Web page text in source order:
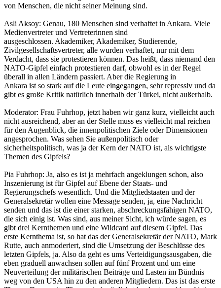
von Menschen, die nicht seiner Meinung sind.
Asli Aksoy: Genau, 180 Menschen sind verhaftet in Ankara. Viele
Medienvertreter und Vertreterinnen sind
ausgeschlossen. Akademiker, Akademiker, Studierende,
Zivilgesellschaftsvertreter, alle wurden verhaftet, nur mit dem
Verdacht, dass sie protestieren können. Das heißt, dass niemand den
NATO-Gipfel einfach protestieren darf, obwohl es in der Regel
überall in allen Ländern passiert. Aber die Regierung in
Ankara ist so stark auf die Leute eingegangen, sehr repressiv und da
gibt es große Kritik natürlich innerhalb der Türkei, nicht außerhalb.
Moderator: Frau Fuhrhop, jetzt haben wir ganz kurz, vielleicht auch
nicht ausreichend, aber an der Stelle muss es vielleicht mal reichen
für den Augenblick, die innenpolitischen Ziele oder Dimensionen
angesprochen. Was sehen Sie außenpolitisch oder
sicherheitspolitisch, was ja der Kern der NATO ist, als wichtigste
Themen des Gipfels?
Pia Fuhrhop: Ja, also es ist ja mehrfach angeklungen schon, also
Inszenierung ist für Gipfel auf Ebene der Staats- und
Regierungschefs wesentlich. Und die Mitgliedstaaten und der
Generalsekretär wollen eine Message senden, ja, eine Nachricht
senden und das ist die einer starken, abschreckungsfähigen NATO,
die sich einig ist. Was sind, aus meiner Sicht, ich würde sagen, es
gibt drei Kernthemen und eine Wildcard auf diesem Gipfel. Das
erste Kernthema ist, so hat das der Generalsekretär der NATO, Mark
Rutte, auch anmoderiert, sind die Umsetzung der Beschlüsse des
letzten Gipfels, ja. Also da geht es ums Verteidigungsausgaben, die
eben graduell anwachsen sollen auf fünf Prozent und um eine
Neuverteilung der militärischen Beiträge und Lasten im Bündnis
weg von den USA hin zu den anderen Mitgliedern. Das ist das erste